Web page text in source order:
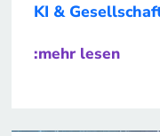
KI &
:mehr lesen